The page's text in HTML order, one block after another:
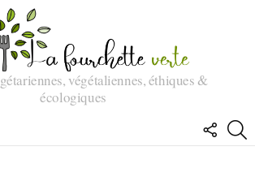
végétaliennes, éthiques &
écologiques
NOUS